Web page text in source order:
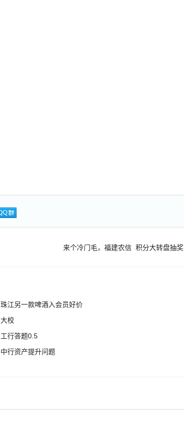
来个冷门毛，福建农信 积分大转盘抽奖
珠江另一款啤酒入会员好价
大校
工行答题0.5
中行资产提升问题